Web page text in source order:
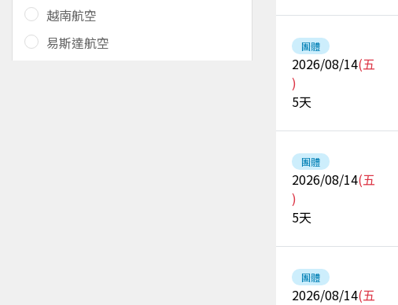
越南航空
易斯達航空
團體
2026/08/14(五
)
5天
團體
2026/08/14(五
)
5天
團體
2026/08/14(五